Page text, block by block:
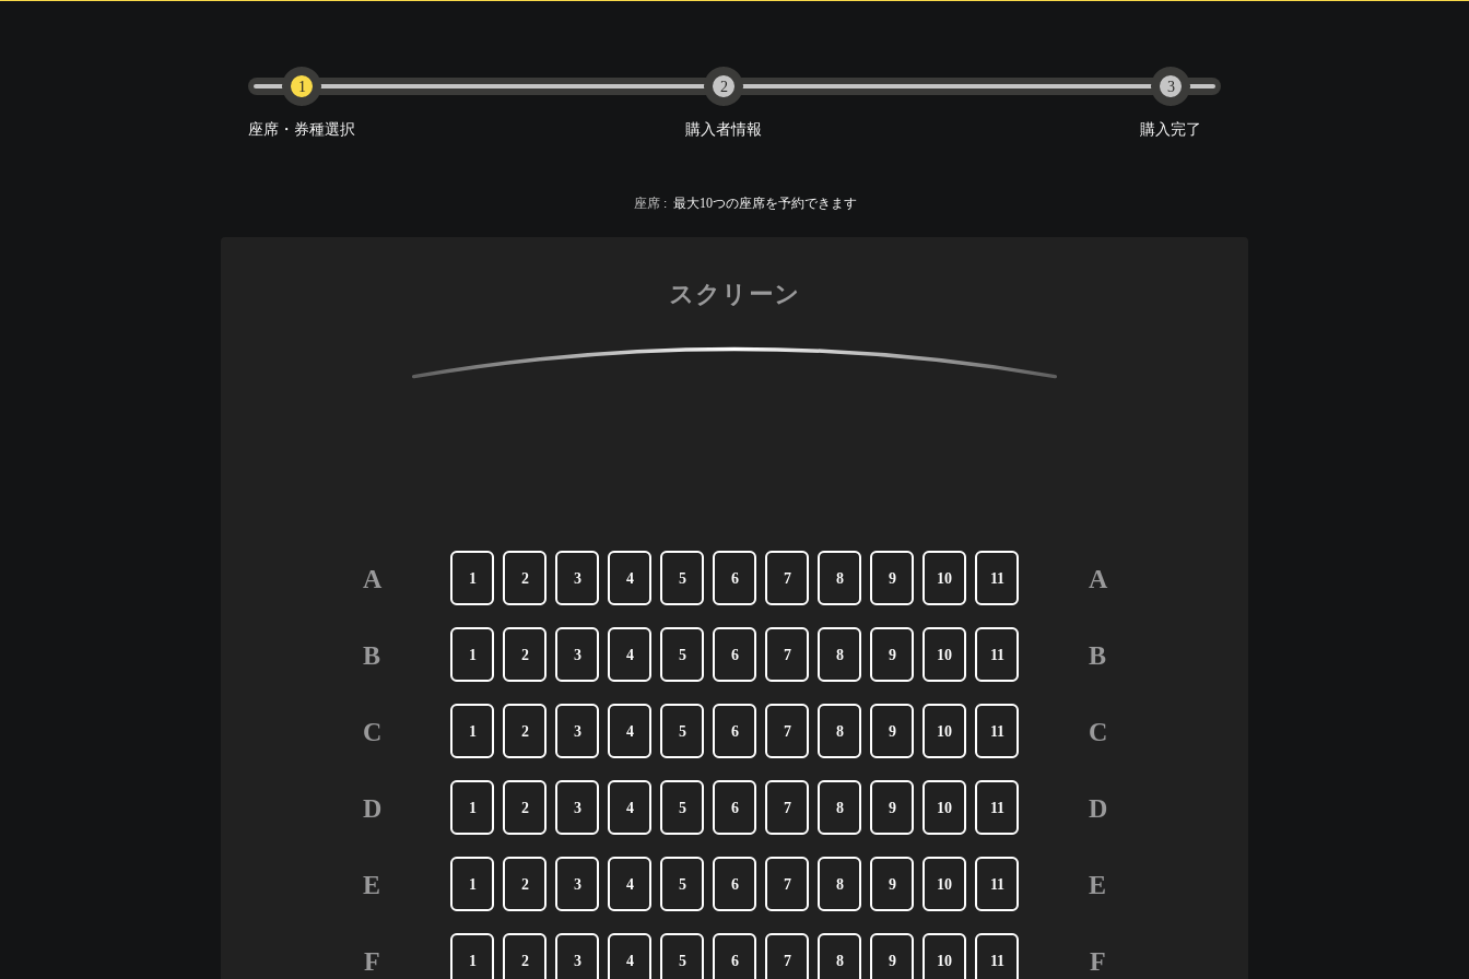
1
座席・券種選択
2
購入者情報
3
購入完了
座席 : 最大10つの座席を予約できます
スクリーン
A
B
C
D
E
F
A
B
C
D
E
F
1 2 3 4 5 6 7 8 9 10 11
1 2 3 4 5 6 7 8 9 10 11
1 2 3 4 5 6 7 8 9 10 11
1 2 3 4 5 6 7 8 9 10 11
1 2 3 4 5 6 7 8 9 10 11
1 2 3 4 5 6 7 8 9 10 11